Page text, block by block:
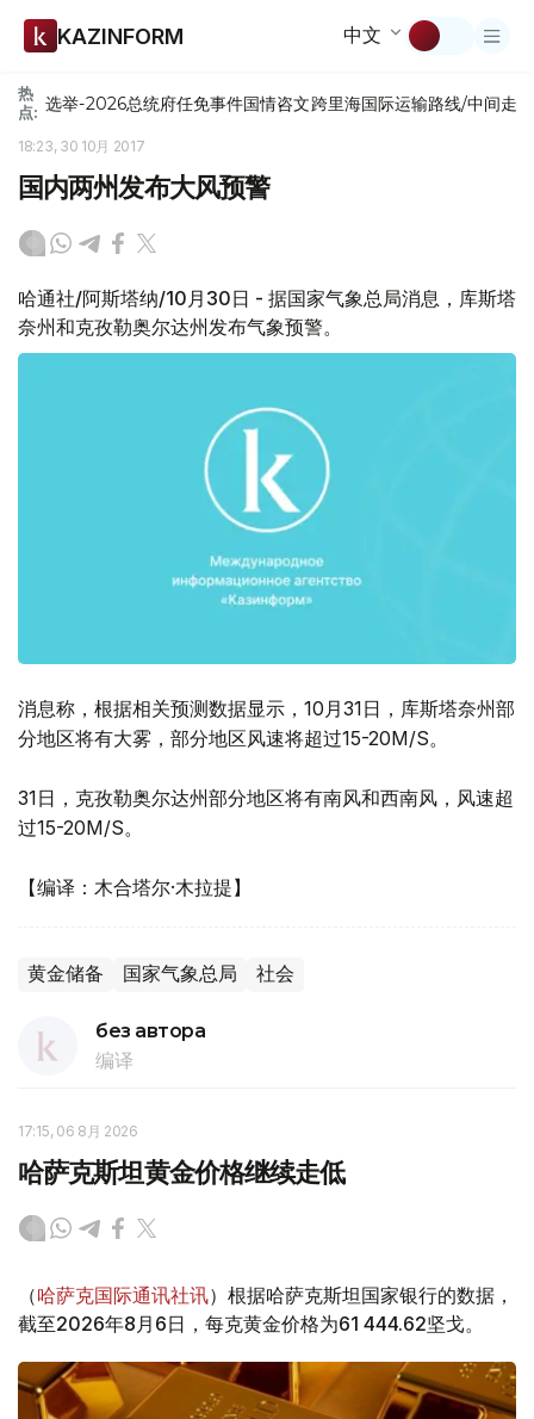
KAZINFORM 中文
热
点: 选举-2026总统府任免事件国情咨文跨里海国际运输路线/中间走廊
18:23, 30 10月 2017
国内两州发布大风预警
哈通社/阿斯塔纳/10月30日 - 据国家气象总局消息，库斯塔
奈州和克孜勒奥尔达州发布气象预警。
消息称，根据相关预测数据显示，10月31日，库斯塔奈州部
分地区将有大雾，部分地区风速将超过15-20M/S。
31日，克孜勒奥尔达州部分地区将有南风和西南风，风速超
过15-20M/S。
【编译：木合塔尔·木拉提】
黄金储备 国家气象总局 社会
без автора
编译
17:15, 06 8月 2026
哈萨克斯坦黄金价格继续走低
（哈萨克国际通讯社讯）根据哈萨克斯坦国家银行的数据，
截至2026年8月6日，每克黄金价格为61 444.62坚戈。